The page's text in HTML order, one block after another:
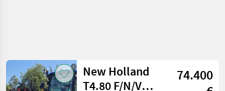
Kategorie 3 Land Filter
New Holland
T4.80 F/N/V
74.400